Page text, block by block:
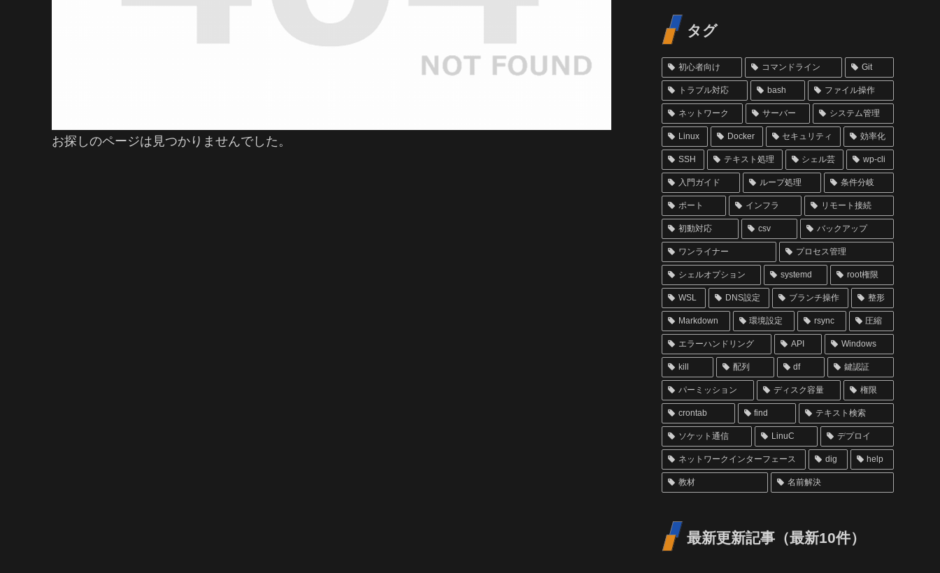
お探しのページは見つかりませんでした。
タグ
初心者向け コマンドライン Git
トラブル対応 bash ファイル操作
ネットワーク サーバー システム管理
Linux Docker セキュリティ 効率化
SSH テキスト処理 シェル芸 wp-cli
入門ガイド ループ処理 条件分岐
ポート インフラ リモート接続
初動対応 csv バックアップ
ワンライナー プロセス管理
シェルオプション systemd root権限
WSL DNS設定 ブランチ操作 整形
Markdown 環境設定 rsync 圧縮
エラーハンドリング API Windows
kill 配列 df 鍵認証
パーミッション ディスク容量 権限
crontab find テキスト検索
ソケット通信 LinuC デプロイ
ネットワークインターフェース dig help
教材 名前解決
最新更新記事（最新10件）